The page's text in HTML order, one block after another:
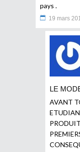
pays .
19 mars
LE
AVANT